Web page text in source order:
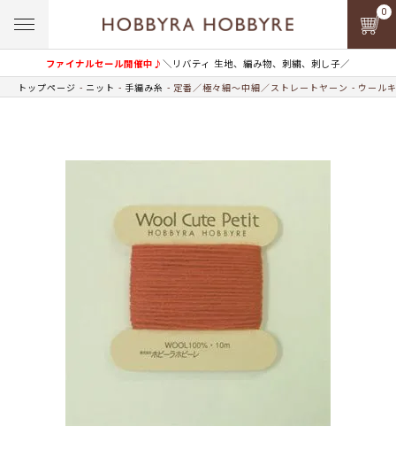
ファイナルセール開催中♪＼リバティ 生地、編み物、刺繍、刺し子／
0
トップページ ニット 手編み糸 定番／極々細～中細／ストレートヤーン ウール